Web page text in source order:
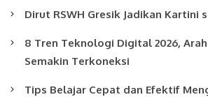
Dirut RSWH Gresik Jadikan Kartini
8 Tren Teknologi Digital 2026,
Semakin Terkoneksi
Tips Belajar Cepat dan Efektif